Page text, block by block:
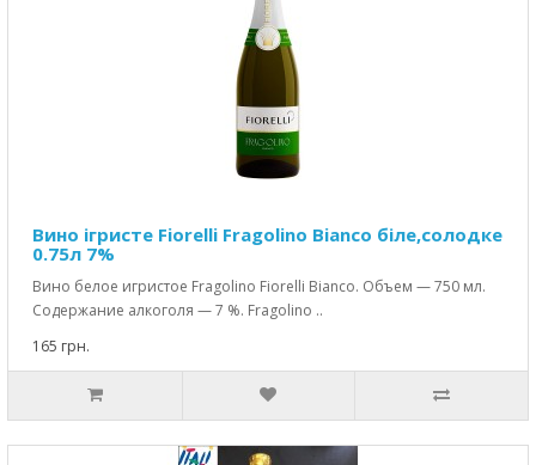
Вино ігристе Fiorelli Fragolino Bianco біле,солодке
0.75л 7%
Вино белое игристое Fragolino Fiorelli Bianco. Объем — 750 мл.
Содержание алкоголя — 7 %. Fragolino ..
165 грн.